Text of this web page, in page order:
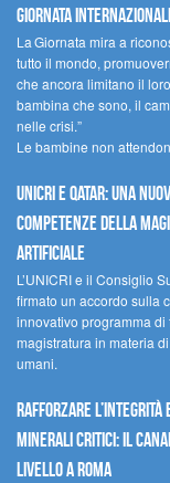
Giornata
La Giornata mira a
tutto il mondo,
che ancora limitano il
bambina che sono, il
nelle crisi.”
Le bambine non
UNICRI e Qatar: una
competenze della
artificiale
L’UNICRI e il Consiglio
firmato un accordo sulla
innovativo programma
magistratura in materia
umani.
Rafforzare l’integrità
minerali critici: il
livello a Roma